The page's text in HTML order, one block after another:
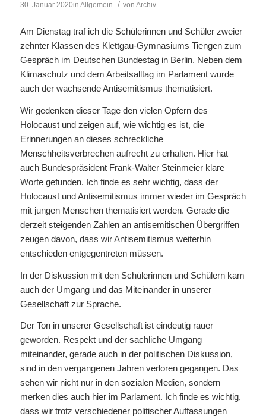
30. Januar 2020in Allgemein / von Archiv
Am Dienstag traf ich die Schülerinnen und Schüler zweier
zehnter Klassen des Klettgau-Gymnasiums Tiengen zum
Gespräch im Deutschen Bundestag in Berlin. Neben dem
Klimaschutz und dem Arbeitsalltag im Parlament wurde
auch der wachsende Antisemitismus thematisiert.
Wir gedenken dieser Tage den vielen Opfern des
Holocaust und zeigen auf, wie wichtig es ist, die
Erinnerungen an dieses schreckliche
Menschheitsverbrechen aufrecht zu erhalten. Hier hat
auch Bundespräsident Frank-Walter Steinmeier klare
Worte gefunden. Ich finde es sehr wichtig, dass der
Holocaust und Antisemitismus immer wieder im Gespräch
mit jungen Menschen thematisiert werden. Gerade die
derzeit steigenden Zahlen an antisemitischen Übergriffen
zeugen davon, dass wir Antisemitismus weiterhin
entschieden entgegentreten müssen.
In der Diskussion mit den Schülerinnen und Schülern kam
auch der Umgang und das Miteinander in unserer
Gesellschaft zur Sprache.
Der Ton in unserer Gesellschaft ist eindeutig rauer
geworden. Respekt und der sachliche Umgang
miteinander, gerade auch in der politischen Diskussion,
sind in den vergangenen Jahren verloren gegangen. Das
sehen wir nicht nur in den sozialen Medien, sondern
merken dies auch hier im Parlament. Ich finde es wichtig,
dass wir trotz verschiedener politischer Auffassungen